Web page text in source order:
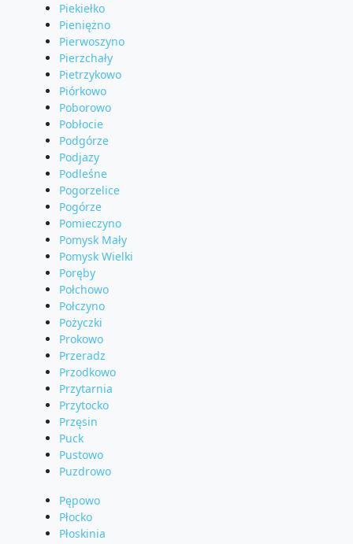
Piekiełko
Pieniężno
Pierwoszyno
Pierzchały
Pietrzykowo
Piórkowo
Poborowo
Pobłocie
Podgórze
Podjazy
Podleśne
Pogorzelice
Pogórze
Pomieczyno
Pomysk Mały
Pomysk Wielki
Poręby
Połchowo
Połczyno
Pożyczki
Prokowo
Przeradz
Przodkowo
Przytarnia
Przytocko
Przęsin
Puck
Pustowo
Puzdrowo
Pępowo
Płocko
Płoskinia